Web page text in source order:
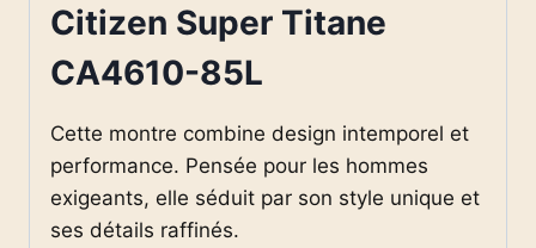
Citizen Super Titane
CA4610-85L
Cette montre combine design intemporel et
performance. Pensée pour les hommes
exigeants, elle séduit par son style unique et
ses détails raffinés.